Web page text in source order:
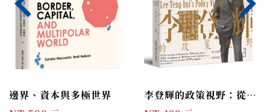
邊界、資本與多極世界
李登輝的政策視野：從農經幕僚到總統之路